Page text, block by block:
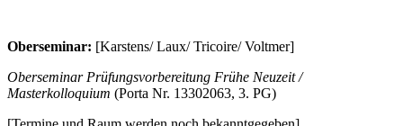
Oberseminar: [Karstens/ Laux/ Tricoire/ Voltmer]
Oberseminar Prüfungsvorbereitung Frühe Neuzeit /
Masterkolloquium (Porta Nr. 13302063, 3. PG)